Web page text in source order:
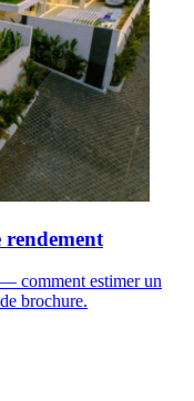
comment estimer un
brochure.